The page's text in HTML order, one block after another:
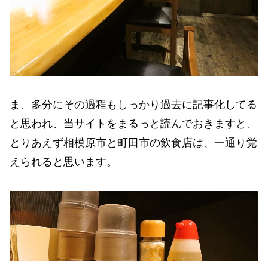
ま、多分にその過程もしっかり過去に記事化してる
と思われ、当サイトをまるっと読んでおきますと、
とりあえず相模原市と町田市の飲食店は、一通り覚
えられると思います。